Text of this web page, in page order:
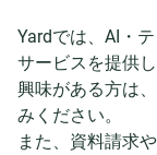
Yardでは、AI・
サービスを提供し
興味がある方は
みください。
また、資料請求